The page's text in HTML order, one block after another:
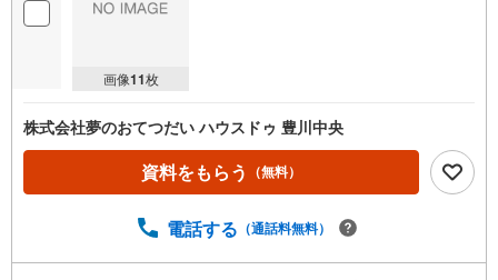
を
ー
ジ
保
る
画像11枚
株式会社夢のおてつだい ハウスドゥ 豊川中央
資料をもらう （無料）
電話する （通話料無料）